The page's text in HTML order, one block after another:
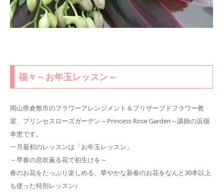
福々～お年玉レッスン～
岡山県倉敷市のフラワーアレンジメント＆プリザーブドフラワー教
室、プリンセスローズガーデン～Princess Rose Garden～講師の浜畑
幸恵です。
一月最初のレッスンは「お年玉レッスン」
～早春の息吹薫る花で初生けを～
春のお花をたっぷり楽しめる、華やかな新春のお花をなんと30本以上
も使った特別レッスン♪
CONTACT